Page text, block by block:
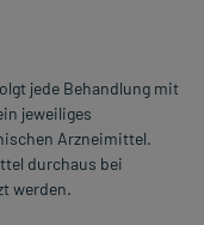
jede Behandlung mit
jeweiliges
Arzneimittel.
durchaus bei
werden.